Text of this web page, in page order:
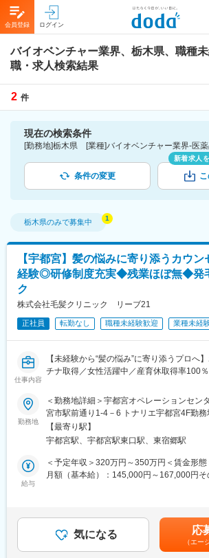
会員登録 ログイン
バイオベンチャー業界、栃木県、職種
職・求人検索結果
2 件
現在の検索条件
条件の変更
新着求人
栃木県のみで募集中
【宇都宮】髪の悩みに寄り添うカウ
経験◎研修制度充実◆残業ほぼ無◆発
ク
株式会社毛髪クリニック リーブ21
正社員 転勤なし 職種未経験歓迎 業種未経
仕事内容
【未経験から“髪の悩み”に寄り添うプロへ
チナ取得／女性活躍中／産育休取得率100
毛髪クリニックリーブ21は、独自の技術と
毛サービスを提供する専門クリニック。
お客様の悩みに寄り添い、発毛施術とカウ
ポートする【カウンセラー職】を募集します
【この仕事のポイント】
■教育体制が充実！
・入社後はインストラクターによる研修か
後もチーフやメンターがしっかりサポート
勤務地
＜勤務地詳細＞宇都宮オペレーションセン
宮市駅前通り1-4－6 トナリエ宇都宮4F勤
都宮駅受動喫煙対策：屋内全面禁煙変更の
【最寄り駅】
宇都宮駅、宇都宮駅東口駅、東宿郷駅
給与
＜予定年収＞320万円～350万円＜賃金形
月額（基本給）：145,000円～167,000円そ
店舗スタッフ全員に賞与支給。・カウンセ
績評価：業績給10,000円⇒40,000円までUP
が変動：役職手当80,000円⇒130,000円ま
気になる 応
（エー